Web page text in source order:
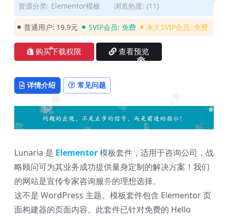
❅
❅
❅
❅
❅
❅
❅
❅
❅ ❅
资源分类: Elementor模板 浏览热度: (11)
普通用户: 19.9元 SVIP会员: 免费 永久SVIP会员: 免费
购买下载权限 查看预览
详情介绍 常见问题
Lunaria 是 Elementor模板套件，适用于咨询公司，战
略顾问可为其业务成功提供量身定制的解决方案！我们
的网站是宣传专家咨询服务的理想选择。
这不是 WordPress 主题。模板套件包含 Elementor 页
面构建器的页面内容。此套件已针对免费的 Hello